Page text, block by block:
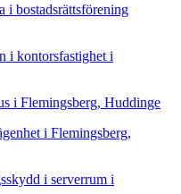
i bostadsrättsförening
i kontorsfastighet i
i Flemingsberg, Huddinge
i Flemingsberg,
i serverrum i